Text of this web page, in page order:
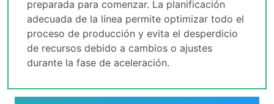
preparada para comenzar. La planificación
adecuada de la línea permite optimizar todo el
proceso de producción y evita el desperdicio
de recursos debido a cambios o ajustes
durante la fase de aceleración.